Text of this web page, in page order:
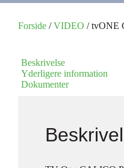
Forside /VIDEO / tvONE
Beskrivelse
Yderligere information
Dokumenter